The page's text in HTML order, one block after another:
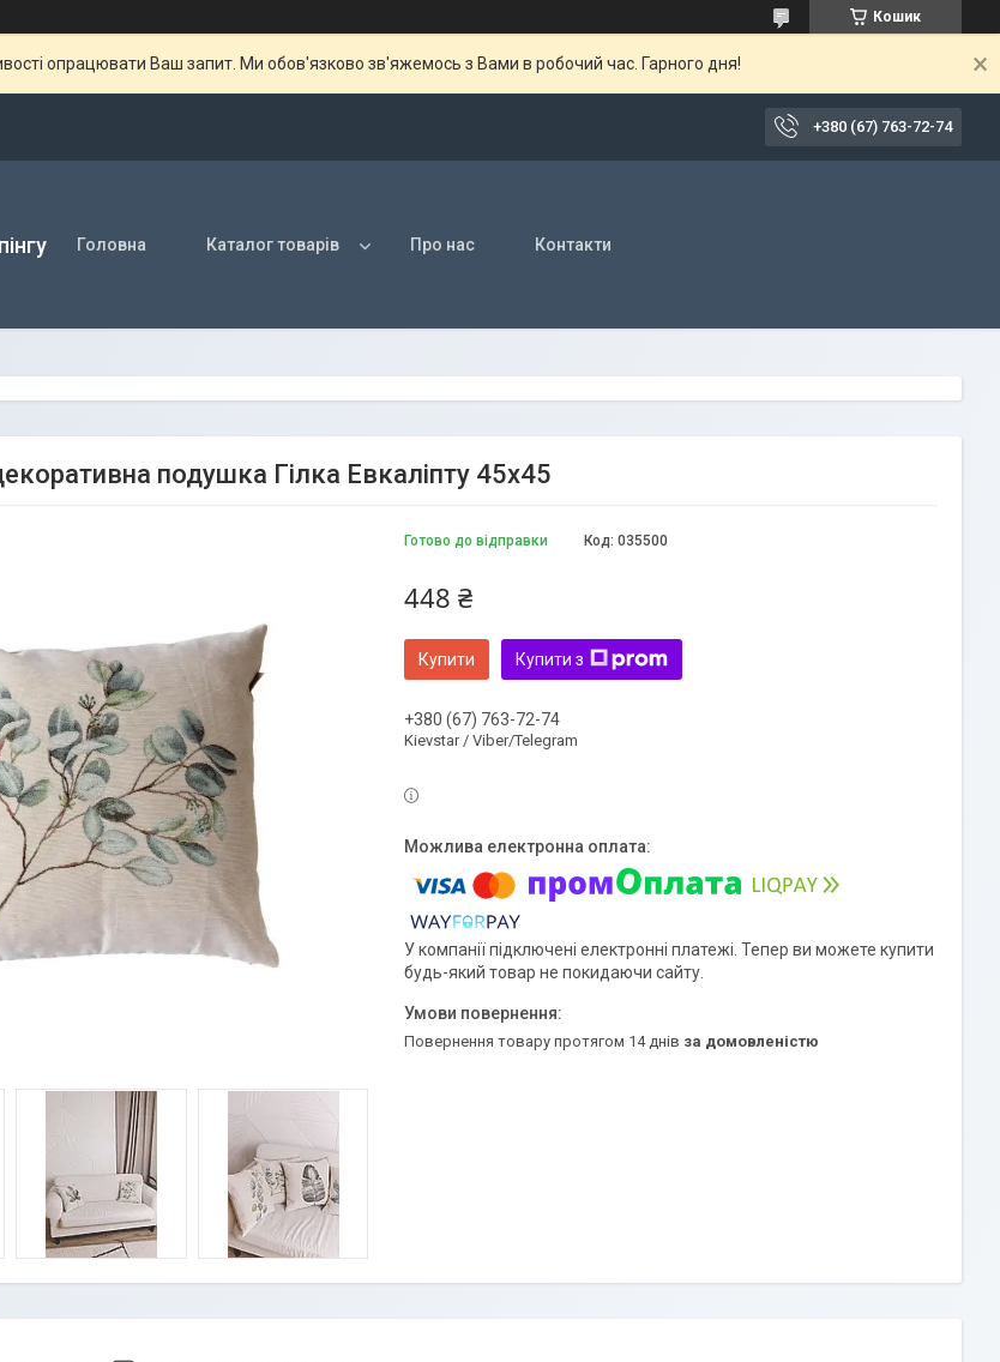
Кошик
опрацювати Ваш запит. Ми обов'язково зв'яжемось з Вами в робочий час. Гарного дня!
+380 (67) 763-72-74
Головна Каталог товарів Про нас Контакти
подушка Гілка Евкаліпту 45х45
Готово до відправки Код: 035500
448 ₴
Купити Купити з
+380 (67) 763-72-74
Kievstar / Viber/Telegram
У компанії підключені електронні платежі. Тепер ви можете купити
будь-який товар не покидаючи сайту.
повернення товару протягом 14 днів за домовленістю